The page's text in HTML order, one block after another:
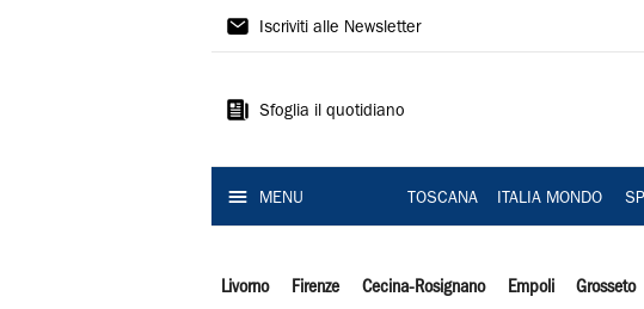
Il
Iscriviti alle Newsletter
Sfoglia il quotidiano
MENU TOSCANA ITALIA MONDO
Livorno Firenze Cecina-Rosignano Empoli Grosseto